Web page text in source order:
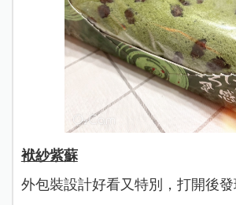
袱紗紫蘇
外包裝設計好看又特別，打開後